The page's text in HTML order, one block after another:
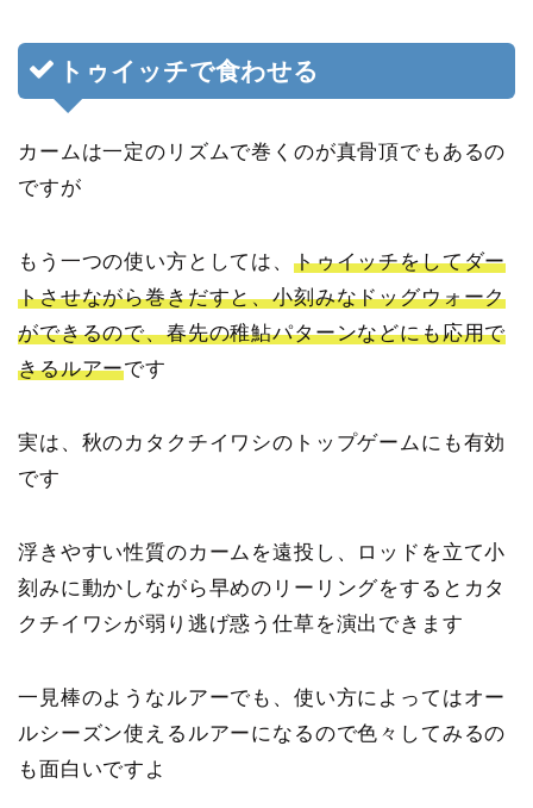
トゥイッチで食わせる
カームは一定のリズムで巻くのが真骨頂でもあるの
ですが
もう一つの使い方としては、 トゥイッチをしてダー
トさせながら巻きだすと、小刻みなドッグウォーク
ができるので、春先の稚鮎パターンなどにも応用で
きるルアーです
実は、秋のカタクチイワシのトップゲームにも有効
です
浮きやすい性質のカームを遠投し、ロッドを立て小
刻みに動かしながら早めのリーリングをするとカタ
クチイワシが弱り逃げ惑う仕草を演出できます
一見棒のようなルアーでも、使い方によってはオー
ルシーズン使えるルアーになるので色々してみるの
も面白いですよ